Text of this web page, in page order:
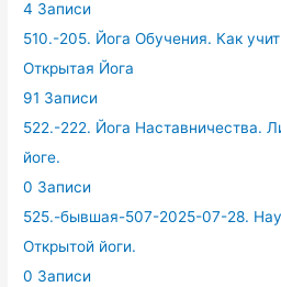
4 Записи
510.-205. Йога Обучения. Как
Открытая Йога
91 Записи
522.-222. Йога Наставничества.
йоге.
0 Записи
525.-бывшая-507-2025-07-28.
Открытой йоги.
0 Записи